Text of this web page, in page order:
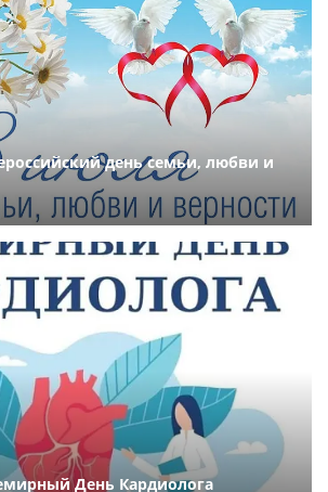
день семьи, любви и
День Кардиолога